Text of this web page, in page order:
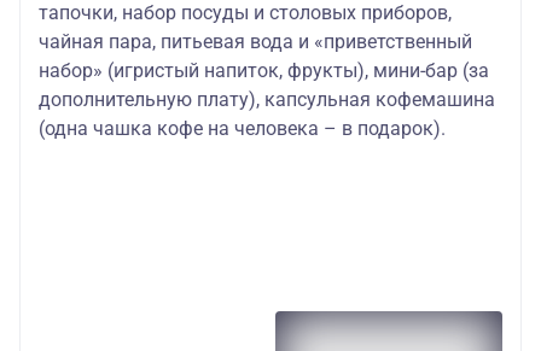
тапочки, набор посуды и столовых приборов,
чайная пара, питьевая вода и «приветственный
набор» (игристый напиток, фрукты), мини-бар (за
дополнительную плату), капсульная кофемашина
(одна чашка кофе на человека – в подарок).